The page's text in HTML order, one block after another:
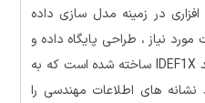
افزاری در زمینه مدل سازی داده
نیاز ، طراحی پایگاه داده و
غیره … میباشد که بر پایه متد IDEF1X ساخته شده است که به
نشانه های اطلاعات مهندسی را